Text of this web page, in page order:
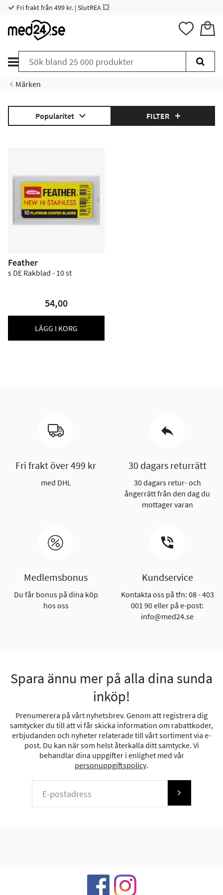
Fri frakt från 499 kr. | SlutREA 💥
Märken
Popularitet FILTER
Feather
s DE Rakblad - 10 st
54,00
LÄGG I KORG
Fri frakt över 499 kr
med DHL
30 dagars returrätt
30 dagars retur- och
ångerrätt från den dag du
mottager varan
Medlemsbonus
Du får bonus på dina köp
hos oss
Kundservice
Kontakta oss på tfn: 08 - 403
001 90 eller på e-post:
info@med24.se
Spara ännu mer på alla dina sunda
inköp!
Prenumerera på vårt nyhetsbrev. Genom att registrera dig
samtycker du till att vi får skicka information om rabattkoder,
erbjudanden och nyheter relaterade till vårt sortiment via e-
post. Du kan när som helst återkalla ditt samtycke. Vi
behandlar dina uppgifter i enlighet med vår
personuppgiftspolicy.